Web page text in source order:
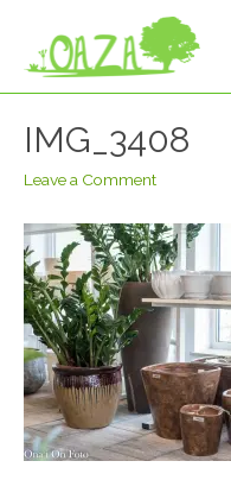
IMG_3408
Leave a Comment